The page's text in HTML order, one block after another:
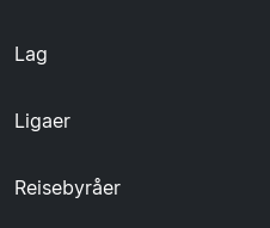
Lag
Ligaer
Reisebyråer